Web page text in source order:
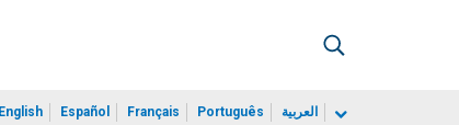
English Español Français Português العربية